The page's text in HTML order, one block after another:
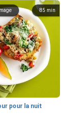
85 min
pour la nuit